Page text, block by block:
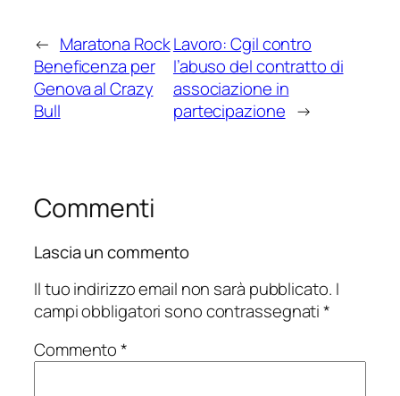
← Maratona Rock
Beneficenza per
Genova al Crazy
Bull
Lavoro: Cgil contro
l’abuso del contratto di
associazione in
partecipazione →
Commenti
Lascia un commento
Il tuo indirizzo email non sarà pubblicato. I
campi obbligatori sono contrassegnati*
Commento*